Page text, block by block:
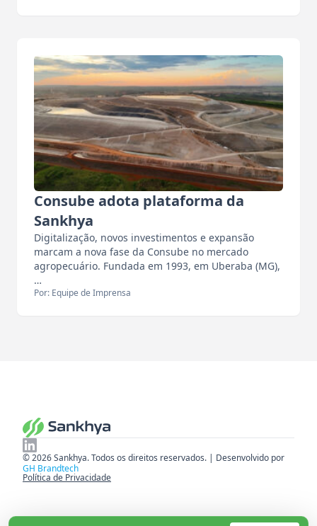
Consube adota plataforma da
Sankhya
Digitalização, novos investimentos e expansão
marcam a nova fase da Consube no mercado
agropecuário. Fundada em 1993, em Uberaba (MG),
…
Por: Equipe de Imprensa
© 2026 Sankhya. Todos os direitos reservados. | Desenvolvido por
GH Brandtech
Política de Privacidade